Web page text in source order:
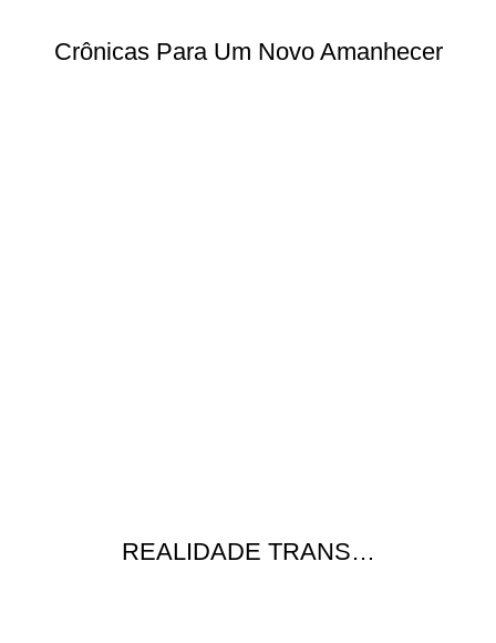
Crônicas Para Um Novo Amanhecer
REALIDADE TRANS…